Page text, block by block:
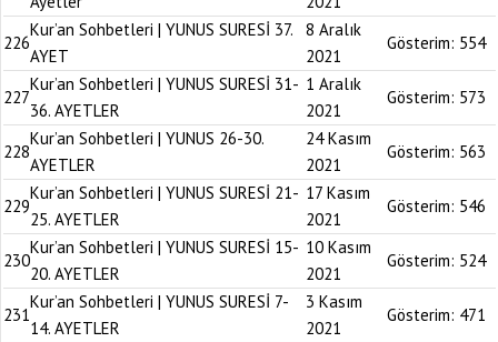
226
Kur’an Sohbetleri | YUNUS SURESİ 37.
AYET
8 Aralık
2021
Gösterim: 554
227
Kur’an Sohbetleri | YUNUS SURESİ 31-
36. AYETLER
1 Aralık
2021
Gösterim: 573
228
Kur’an Sohbetleri | YUNUS 26-30.
AYETLER
24 Kasım
2021
Gösterim: 563
229
Kur’an Sohbetleri | YUNUS SURESİ 21-
25. AYETLER
17 Kasım
2021
Gösterim: 546
230
Kur’an Sohbetleri | YUNUS SURESİ 15-
20. AYETLER
10 Kasım
2021
Gösterim: 524
231
Kur’an Sohbetleri | YUNUS SURESİ 7-
14. AYETLER
3 Kasım
2021
Gösterim: 471